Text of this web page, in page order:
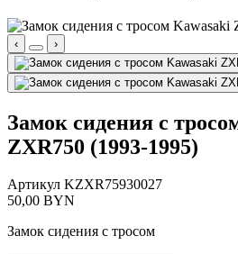
‹ ›
Замок сидения с
ZXR750 (1993-1995)
Артикул KZXR75930027
50,00 BYN
Замок сидения с тросом